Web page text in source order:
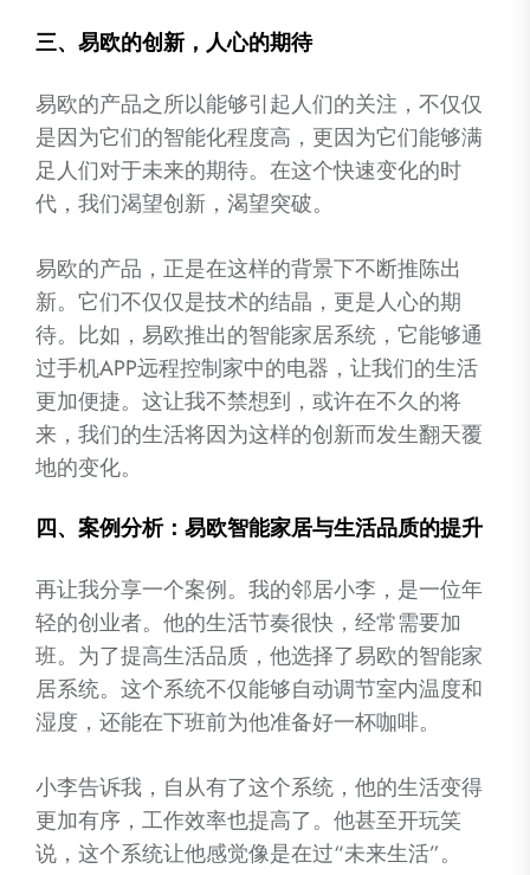
三、易欧的创新，人心的期待
易欧的产品之所以能够引起人们的关注，不仅仅
是因为它们的智能化程度高，更因为它们能够满
足人们对于未来的期待。在这个快速变化的时
代，我们渴望创新，渴望突破。
易欧的产品，正是在这样的背景下不断推陈出
新。它们不仅仅是技术的结晶，更是人心的期
待。比如，易欧推出的智能家居系统，它能够通
过手机APP远程控制家中的电器，让我们的生活
更加便捷。这让我不禁想到，或许在不久的将
来，我们的生活将因为这样的创新而发生翻天覆
地的变化。
四、案例分析：易欧智能家居与生活品质的提升
再让我分享一个案例。我的邻居小李，是一位年
轻的创业者。他的生活节奏很快，经常需要加
班。为了提高生活品质，他选择了易欧的智能家
居系统。这个系统不仅能够自动调节室内温度和
湿度，还能在下班前为他准备好一杯咖啡。
小李告诉我，自从有了这个系统，他的生活变得
更加有序，工作效率也提高了。他甚至开玩笑
说，这个系统让他感觉像是在过“未来生活”。